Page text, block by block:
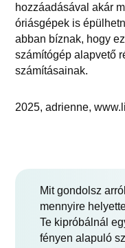
hozzáadásával akár
óriásgépek is
abban bíznak, hogy
számítógép alapvető
számításainak.
2025, adrienne,
Mit gondolsz
mennyire
Te kipróbálnál
fényen alapuló